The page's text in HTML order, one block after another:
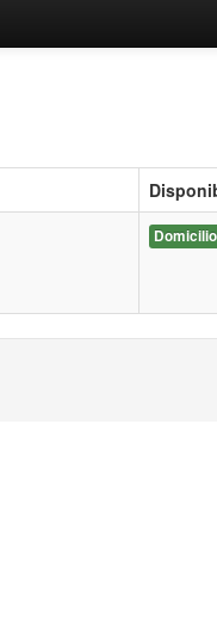
Domicilio